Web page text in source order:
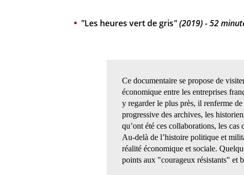
"Les heures vert de gris" (2019) - 52
Ce documentaire se propose de
économique entre les entreprises
y regarder le plus près, il renferme
progressive des archives, les
qu’ont été ces collaborations, les
Au-delà de l’histoire politique et
réalité économique et sociale.
points aux "courageux résistants" et